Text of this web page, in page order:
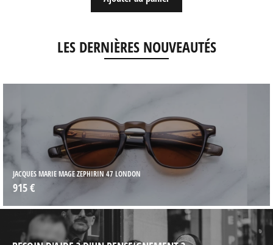
LES DERNIÈRES NOUVEAUTÉS
JACQUES MARIE MAGE ZEPHIRIN 47 LONDON
915 €